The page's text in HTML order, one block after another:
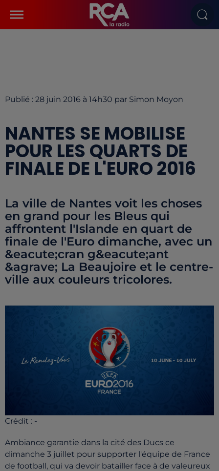
Publié : 28 juin 2016 à 14h30 par Simon Moyon
NANTES SE MOBILISE
POUR LES QUARTS DE
FINALE DE L'EURO 2016
La ville de Nantes voit les choses
en grand pour les Bleus qui
affrontent l'Islande en quart de
finale de l'Euro dimanche, avec un
&eacute;cran g&eacute;ant
&agrave; La Beaujoire et le centre-
ville aux couleurs tricolores.
Crédit : -
Ambiance garantie dans la cité des Ducs ce
dimanche 3 juillet pour supporter l'équipe de France
de football, qui va devoir batailler face à de valeureux